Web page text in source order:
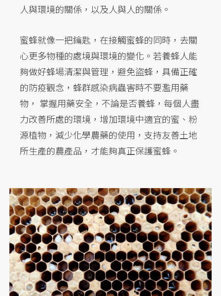
人與環境的關係，以及人與人的關係。
蜜蜂就像一把鑰匙，在接觸蜜蜂的同時，去關
心更多物種的處境與環境的變化。若養蜂人能
夠做好蜂場清潔與管理，避免盜蜂，具備正確
的防疫觀念，蜂群感染病蟲害時不要濫用藥
物， 掌握用藥安全，不論是否養蜂，每個人盡
力改善所處的環境，增加環境中適宜的蜜、粉
源植物，減少化學農藥的使用，支持友善土地
所生產的農產品，才能夠真正保護蜜蜂。